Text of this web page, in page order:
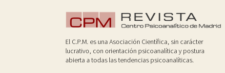
El C.P.M. es una Asociación Científica, sin carácter
lucrativo, con orientación psicoanalítica y postura
abierta a todas las tendencias psicoanalíticas.